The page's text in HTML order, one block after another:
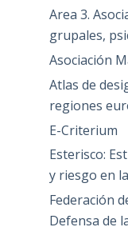
Area 3.
grupales,
Asociación
Atlas de
regiones
E-Criterium
Esterisco:
y riesgo en
Federación
Defensa de